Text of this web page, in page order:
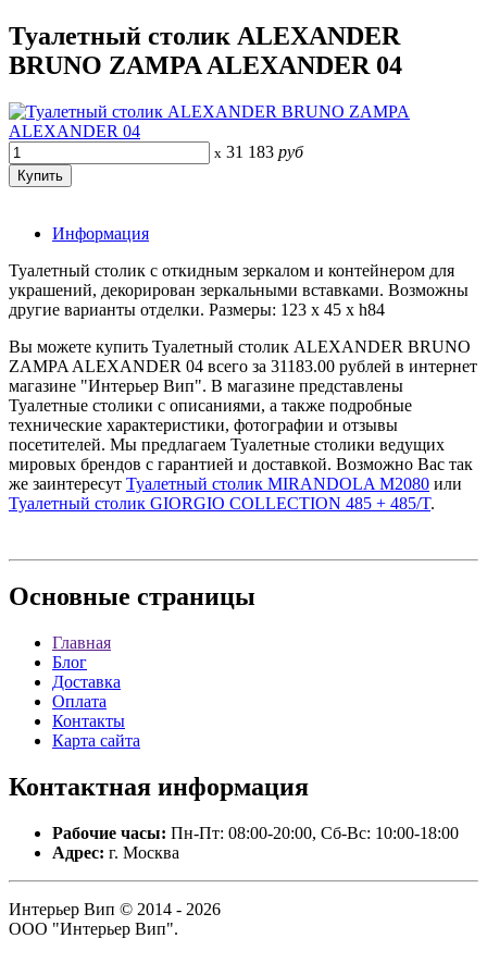
Туалетный столик ALEXANDER
BRUNO ZAMPA ALEXANDER 04
x 31 183 руб
Информация
Туалетный столик с откидным зеркалом и контейнером для
украшений, декорирован зеркальными вставками. Возможны
другие варианты отделки. Размеры: 123 x 45 x h84
Вы можете купить Туалетный столик ALEXANDER BRUNO
ZAMPA ALEXANDER 04 всего за 31183.00 рублей в интернет
магазине "Интерьер Вип". В магазине представлены
Туалетные столики с описаниями, а также подробные
технические характеристики, фотографии и отзывы
посетителей. Мы предлагаем Туалетные столики ведущих
мировых брендов с гарантией и доставкой. Возможно Вас так
же заинтересут Туалетный столик MIRANDOLA M2080 или
Туалетный столик GIORGIO COLLECTION 485 + 485/T.
Основные страницы
Главная
Блог
Доставка
Оплата
Контакты
Карта сайта
Контактная информация
Рабочие часы: Пн-Пт: 08:00-20:00, Сб-Вс: 10:00-18:00
Адрес: г. Москва
Интерьер Вип © 2014 - 2026
ООО "Интерьер Вип".